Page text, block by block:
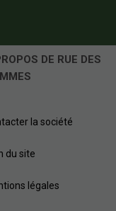
DE RUE DES
la société
du site
légales